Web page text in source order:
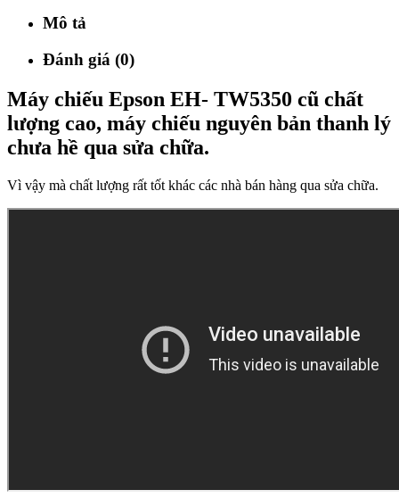
Mô tả
Đánh giá (0)
Máy chiếu Epson EH- TW5350 cũ chất
lượng cao, máy chiếu nguyên bản thanh lý
chưa hề qua sửa chữa.
Vì vậy mà chất lượng rất tốt khác các nhà bán hàng qua sửa chữa.